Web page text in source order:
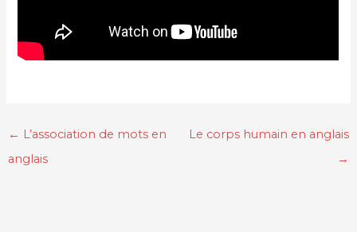
← L’association de mots en
anglais
Le corps humain en anglais
→